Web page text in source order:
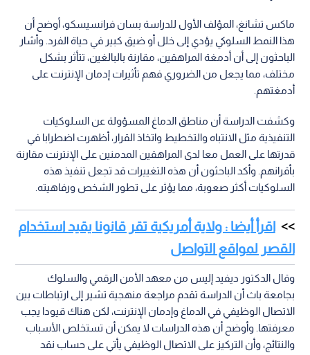
ماكس تشانغ، المؤلف الأول للدراسة بسان فرانسيسكو، أوضح أن
هذا النمط السلوكي يؤدي إلى خلل أو ضيق كبير في حياة الفرد. وأشار
الباحثون إلى أن أدمغة المراهقين، مقارنة بالبالغين، تتأثر بشكل
مختلف، مما يجعل من الضروري فهم تأثيرات إدمان الإنترنت على
أدمغتهم.
وكشفت الدراسة أن مناطق الدماغ المسؤولة عن السلوكيات
التنفيذية مثل الانتباه والتخطيط واتخاذ القرار، أظهرت اضطرابا في
قدرتها على العمل معا لدى المراهقين المدمنين على الإنترنت مقارنة
بأقرانهم. وأكد الباحثون أن هذه التغييرات قد تجعل تنفيذ هذه
السلوكيات أكثر صعوبة، مما يؤثر على تطور الشخص ورفاهيته.
اقرأ أيضا : ولاية أمريكية تقر قانونا يقيد استخدام
القصر لمواقع التواصل
وقال الدكتور ديفيد إليس من معهد الأمن الرقمي والسلوك
بجامعة باث أن الدراسة تقدم مراجعة منهجية تشير إلى ارتباطات بين
الاتصال الوظيفي في الدماغ وإدمان الإنترنت، لكن هناك قيودا يجب
معرفتها. وأوضح أن هذه الدراسات لا يمكن أن تستخلص الأسباب
والنتائج، وأن التركيز على الاتصال الوظيفي يأتي على حساب نقد